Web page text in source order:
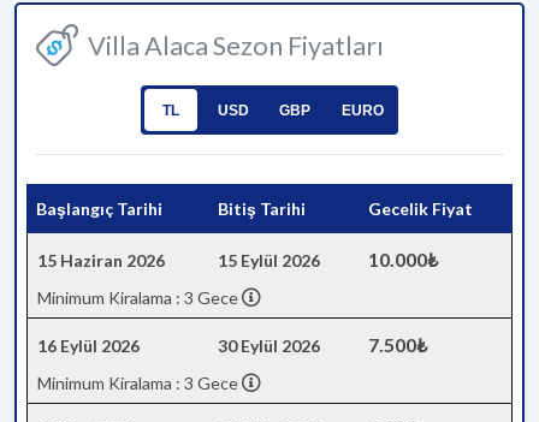
Villa Alaca Sezon Fiyatları
TL USD GBP EURO
Başlangıç Tarihi Bitiş Tarihi Gecelik Fiyat
15 Haziran 2026 15 Eylül 2026 10.000₺
Minimum Kiralama : 3 Gece
16 Eylül 2026 30 Eylül 2026 7.500₺
Minimum Kiralama : 3 Gece